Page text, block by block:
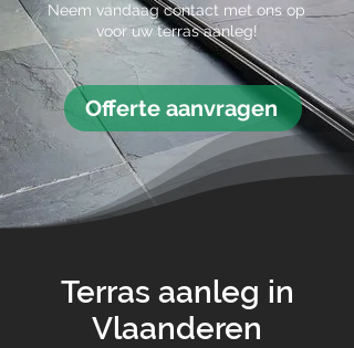
Neem vandaag contact met ons op
voor uw terras aanleg!
Offerte aanvragen
Terras aanleg in
Vlaanderen